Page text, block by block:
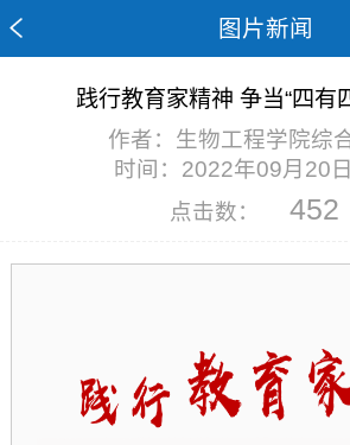
图片新闻
践行教育家精神 争当“四有
作者：生物工程学院综
时间：2022年09月20
点击数：
452